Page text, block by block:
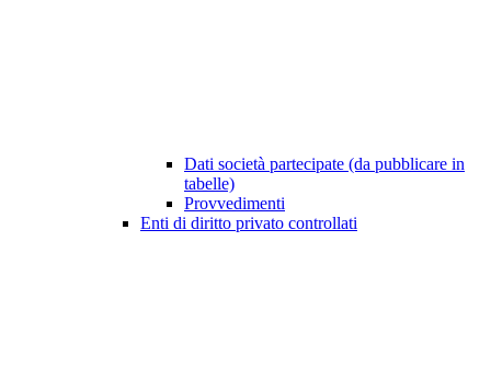
Dati società partecipate (da pubblicare in
tabelle)
Provvedimenti
Enti di diritto privato controllati